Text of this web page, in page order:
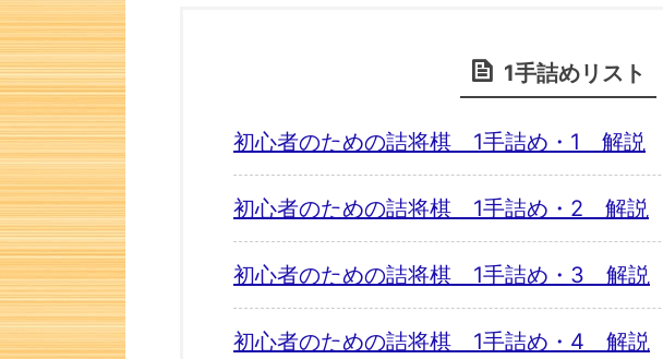
1手詰めリスト
初心者のための詰将棋 1手詰め・1 解説
初心者のための詰将棋 1手詰め・2 解説
初心者のための詰将棋 1手詰め・3 解説
初心者のための詰将棋 1手詰め・4 解説